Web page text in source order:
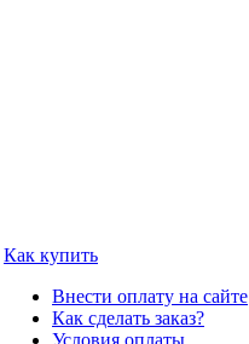
Как купить
Внести оплату на сайте
Как сделать заказ?
Условия оплаты